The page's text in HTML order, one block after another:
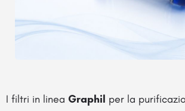
I filtri in linea Graphil per la